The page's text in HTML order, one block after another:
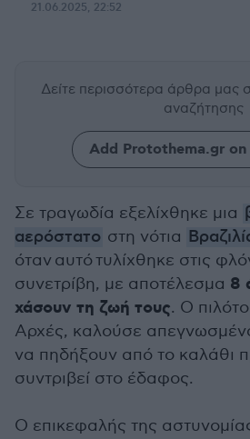
21.06.2025, 22:52
Δείτε περισσότερα άρθρα μας
αναζήτησης
Add Protothema.gr on
Σε τραγωδία εξελίχθηκε μια
αερόστατο στη νότια
όταν αυτό τυλίχθηκε στις
συνετρίβη, με αποτέλεσμα 8
χάσουν τη ζωή τους. Ο
Αρχές, καλούσε
να πηδήξουν από το καλάθι
συντριβεί στο έδαφος.
Ο επικεφαλής της